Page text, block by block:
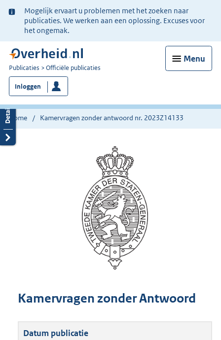
Ter
informatie:
Mogelijk ervaart u problemen met het zoeken naar
publicaties. We werken aan een oplossing. Excuses voor
het ongemak.
Menu
U
bent
nu
hier:
Publicaties Officiële publicaties
Inloggen
Home Kamervragen zonder antwoord nr. 2023Z14133
Kamervragen zonder Antwoord